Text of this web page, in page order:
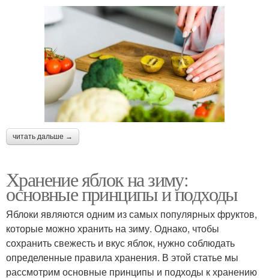
читать дальше →
Хранение яблок на зиму:
основные принципы и подходы
Яблоки являются одним из самых популярных фруктов,
которые можно хранить на зиму. Однако, чтобы
сохранить свежесть и вкус яблок, нужно соблюдать
определенные правила хранения. В этой статье мы
рассмотрим основные принципы и подходы к хранению